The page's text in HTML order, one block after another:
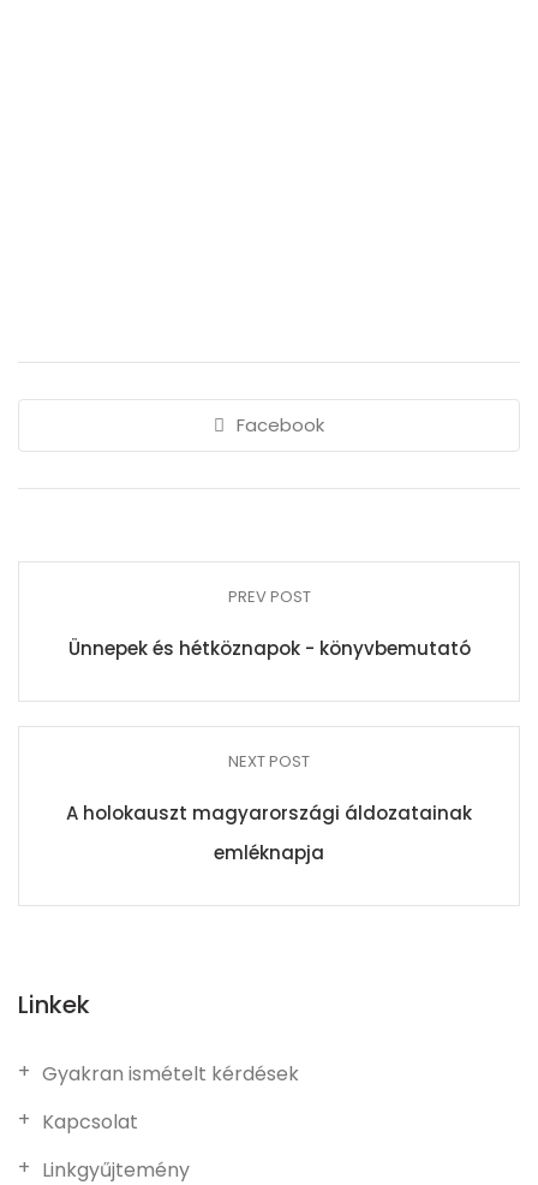
Facebook
PREV POST
Ünnepek és hétköznapok - könyvbemutató
NEXT POST
A holokauszt magyarországi áldozatainak
emléknapja
Linkek
Gyakran ismételt kérdések
Kapcsolat
Linkgyűjtemény